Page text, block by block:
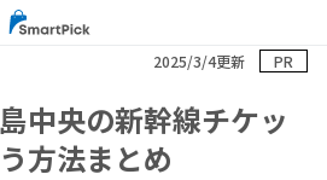
2025/3/4更新 PR
中央の新幹線チケッ
方法まとめ